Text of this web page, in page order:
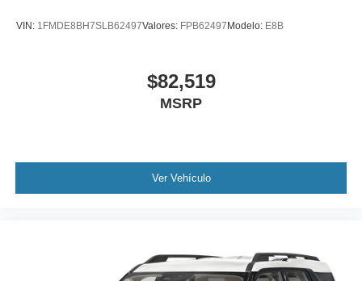
VIN: 1FMDE8BH7SLB62497Valores: FPB62497Modelo: E8B
$82,519
MSRP
Ver Vehículo